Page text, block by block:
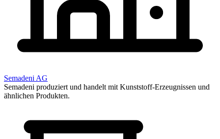
Semadeni AG
Semadeni produziert und handelt mit Kunststoff-Erzeugnissen und
ähnlichen Produkten.